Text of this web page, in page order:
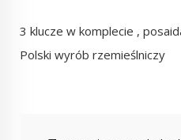
3 klucze w komplecie ,
Polski wyrób rzemieślniczy